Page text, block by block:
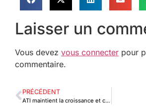
Laisser un
Vous devez vous connecter pour
commentaire.
PRÉCÉDENT
ATI maintient la croissance et change d’identité de marque